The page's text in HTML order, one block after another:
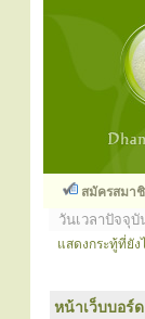
สมัครสมา
วันเวลาปัจจุบั
แสดงกระทู้ที่ยั
หน้าเว็บบอร์ด